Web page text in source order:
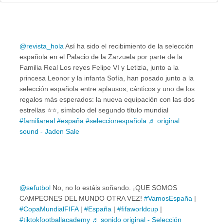
@revista_holaAsí ha sido el recibimiento de la selección
española en el Palacio de la Zarzuela por parte de la
Familia Real Los reyes Felipe VI y Letizia, junto a la
princesa Leonor y la infanta Sofía, han posado junto a la
selección española entre aplausos, cánticos y uno de los
regalos más esperados: la nueva equipación con las dos
estrellas ⭐️⭐️, símbolo del segundo título mundial
#familiareal #españa #seleccionespañola ♬ original
sound - Jaden Sale
@sefutbol No, no lo estáis soñando. ¡QUE SOMOS
CAMPEONES DEL MUNDO OTRA VEZ! #VamosEspaña |
#CopaMundialFIFA| #España | #fifaworldcup |
#tiktokfootballacademy ♬ sonido original - Selección